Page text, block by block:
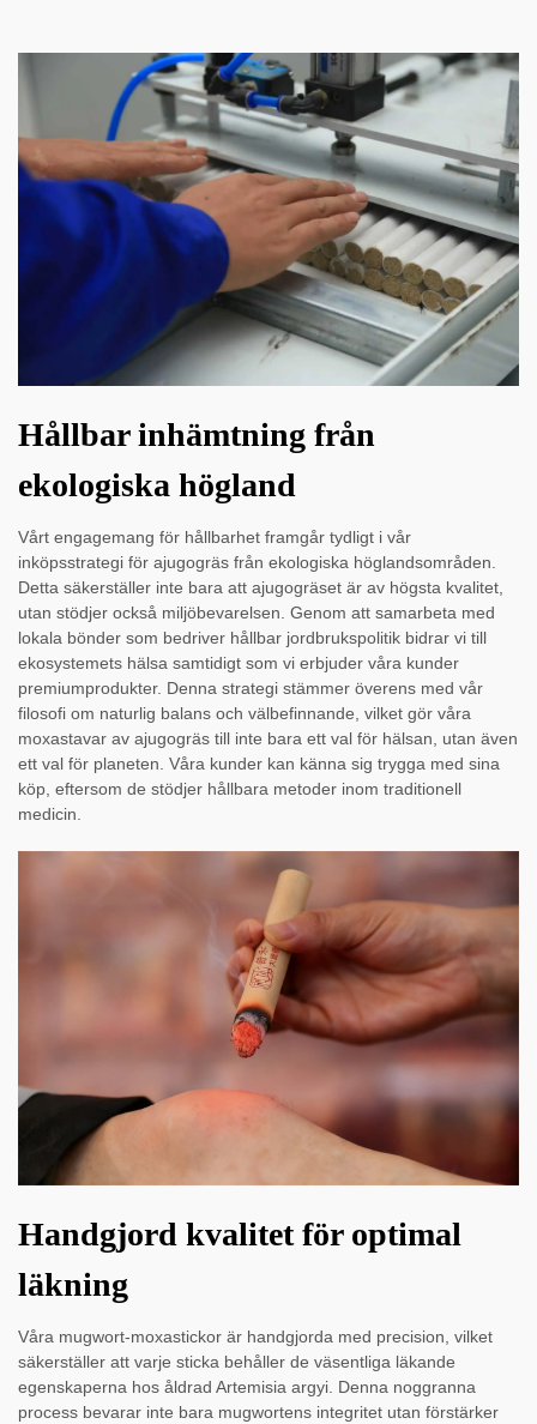
Hållbar inhämtning från
ekologiska högland
Vårt engagemang för hållbarhet framgår tydligt i vår
inköpsstrategi för ajugogräs från ekologiska höglandsområden.
Detta säkerställer inte bara att ajugogräset är av högsta kvalitet,
utan stödjer också miljöbevarelsen. Genom att samarbeta med
lokala bönder som bedriver hållbar jordbrukspolitik bidrar vi till
ekosystemets hälsa samtidigt som vi erbjuder våra kunder
premiumprodukter. Denna strategi stämmer överens med vår
filosofi om naturlig balans och välbefinnande, vilket gör våra
moxastavar av ajugogräs till inte bara ett val för hälsan, utan även
ett val för planeten. Våra kunder kan känna sig trygga med sina
köp, eftersom de stödjer hållbara metoder inom traditionell
medicin.
Handgjord kvalitet för optimal
läkning
Våra mugwort-moxastickor är handgjorda med precision, vilket
säkerställer att varje sticka behåller de väsentliga läkande
egenskaperna hos åldrad Artemisia argyi. Denna noggranna
process bevarar inte bara mugwortens integritet utan förstärker